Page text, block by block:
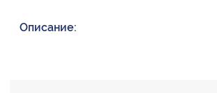
Описание: